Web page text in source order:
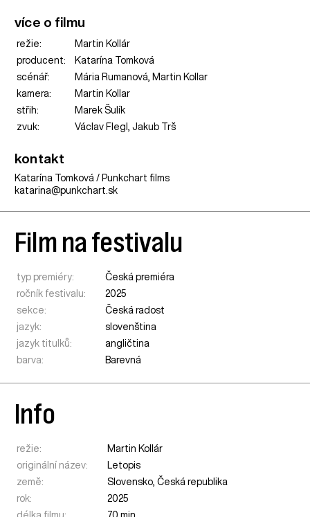
více o filmu
režie:
Martin Kollár
producent:
Katarína Tomková
scénář:
Mária Rumanová, Martin Kollar
kamera:
Martin Kollar
střih:
Marek Šulík
zvuk:
Václav Flegl, Jakub Trš
kontakt
Katarína Tomková / Punkchart films
katarina@punkchart.sk
Film na festivalu
typ premiéry:
Česká premiéra
ročník festivalu:
2025
sekce:
Česká radost
jazyk:
slovenština
jazyk titulků:
angličtina
barva:
Barevná
Info
režie:
Martin Kollár
originální název:
Letopis
země:
Slovensko,Česká republika
rok:
2025